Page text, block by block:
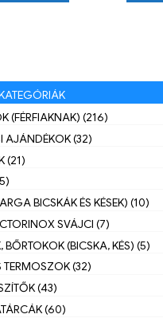
(FÉRFIAKNAK) (216)
AJÁNDÉKOK (32)
(21)
BICSKÁK ÉS KÉSEK) (10)
SVÁJCI (7)
BŐRTOKOK (BICSKA, KÉS) (5)
TERMOSZOK (32)
(43)
(60)